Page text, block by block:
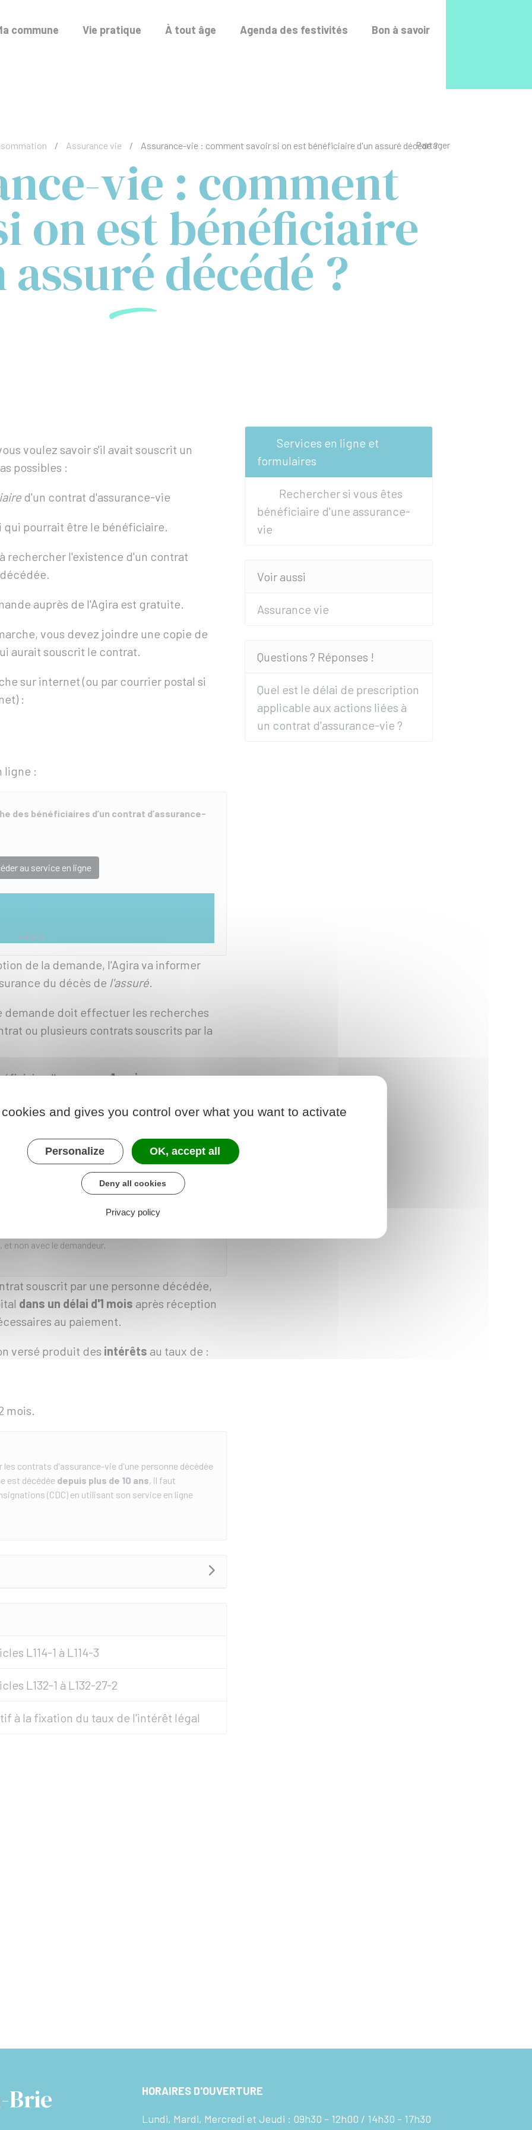
commune Vie pratique À tout âge Agenda des festivités Bon à savoir
/ Assurance vie / Assurance-vie : comment savoir si on est bénéficiaire d'un assuré décédé ?
Partager
vie : comment
on est bénéficiaire
décédé ?
voulez savoir s'il avait souscrit un
possibles :
d'un contrat d'assurance-vie
qui pourrait être le bénéficiaire.
rechercher l'existence d'un contrat
auprès de l'Agira est gratuite.
vous devez joindre une copie de
aurait souscrit le contrat.
sur internet (ou par courrier postal si
:
ligne :
des bénéficiaires d’un contrat d’assurance-
au service en ligne
Agira
de la demande, l'Agira va informer
du décès de l'assuré.
demande doit effectuer les recherches
ou plusieurs contrats souscrits par la
l'assureur a1 moispour vous
à votre profit.
des coordonnées du bénéficiaire, il
de fournir l'ensemble des documents
l'Agira pour savoir si une personne est
l'assureur ne peut entrer en contact qu'avec le
non avec le demandeur.
souscrit par une personne décédée,
dans un délai d'1 mois après réception
au paiement.
versé produit des intérêts au taux de :
mois.
contrats d'assurance-vie d'une personne décédée
est décédée depuis plus de 10 ans, il faut
(CDC) en utilisant son service en ligne
L114-1 à L114-3
L132-1 à L132-27-2
à la fixation du taux de l'intérêt légal
Services en ligne et
formulaires
Rechercher si vous êtes
bénéficiaire d'une assurance-
vie
Voir aussi
Assurance vie
Questions ? Réponses !
Quel est le délai de prescription
applicable aux actions liées à
un contrat d'assurance-vie ?
Brie HORAIRES D'OUVERTURE
Lundi, Mardi, Mercredi et Jeudi : 09h30 - 12h00
14h30 - 17h30
and gives you control over what you want to activate
Personalize OK, accept all
Deny all cookies
Privacy policy